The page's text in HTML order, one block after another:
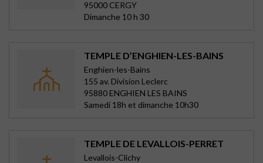
95000 CERGY
Dimanche 10 h 30
TEMPLE D’ENGHIEN-LES-BAINS
Enghien-les-Bains
155 av. Division Leclerc
95880 ENGHIEN LES BAINS
Samedi 18h et dimanche 10h30
TEMPLE DE LEVALLOIS-PERRET
Levallois-Clichy